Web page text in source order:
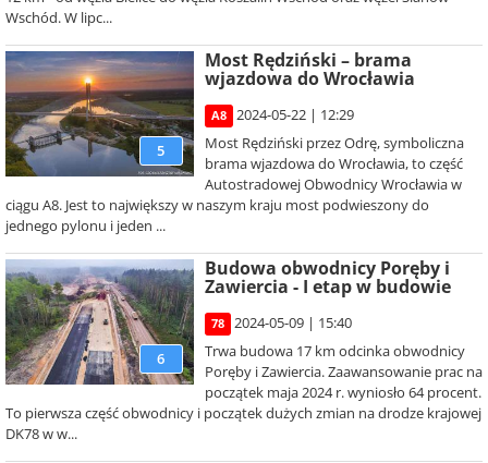
Wschód. W lipc...
5
Most Rędziński – brama
wjazdowa do Wrocławia
A8
2024-05-22 | 12:29
Most Rędziński przez Odrę, symboliczna
brama wjazdowa do Wrocławia, to część
Autostradowej Obwodnicy Wrocławia w
ciągu A8. Jest to największy w naszym kraju most podwieszony do
jednego pylonu i jeden ...
6
Budowa obwodnicy Poręby i
Zawiercia - I etap w budowie
78
2024-05-09 | 15:40
Trwa budowa 17 km odcinka obwodnicy
Poręby i Zawiercia. Zaawansowanie prac na
początek maja 2024 r. wyniosło 64 procent.
To pierwsza część obwodnicy i początek dużych zmian na drodze krajowej
DK78 w w...